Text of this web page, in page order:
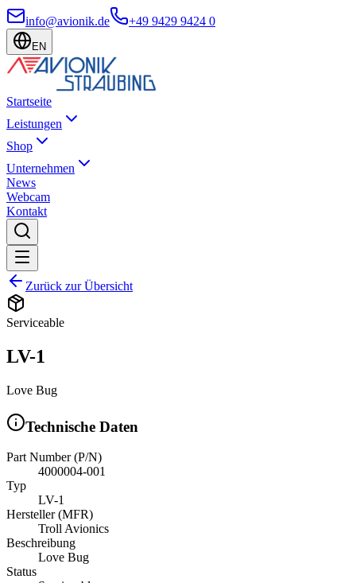
info@avionik.de +49 9429 9424 0
EN
Startseite
Leistungen
Shop
Unternehmen
News
Webcam
Kontakt
Zurück zur Übersicht
Serviceable
LV-1
Love Bug
Technische Daten
Part Number (P/N)
4000004-001
Typ
LV-1
Hersteller (MFR)
Troll Avionics
Beschreibung
Love Bug
Status